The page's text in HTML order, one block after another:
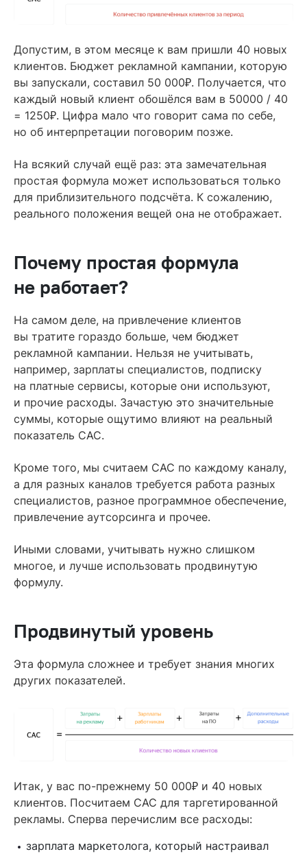
Допустим, в этом месяце к вам пришли 40 новых
клиентов. Бюджет рекламной кампании, которую
вы запускали, составил 50 000₽. Получается, что
каждый новый клиент обошёлся вам в 50000 / 40
= 1250₽. Цифра мало что говорит сама по себе,
но об интерпретации поговорим позже.
На всякий случай ещё раз: эта замечательная
простая формула может использоваться только
для приблизительного подсчёта. К сожалению,
реального положения вещей она не отображает.
Почему простая формула
не работает?
На самом деле, на привлечение клиентов
вы тратите гораздо больше, чем бюджет
рекламной кампании. Нельзя не учитывать,
например, зарплаты специалистов, подписку
на платные сервисы, которые они используют,
и прочие расходы. Зачастую это значительные
суммы, которые ощутимо влияют на реальный
показатель CAC.
Кроме того, мы считаем CAC по каждому каналу,
а для разных каналов требуется работа разных
специалистов, разное программное обеспечение,
привлечение аутсорсинга и прочее.
Иными словами, учитывать нужно слишком
многое, и лучше использовать продвинутую
формулу.
Продвинутый уровень
Эта формула сложнее и требует знания многих
других показателей.
Итак, у вас по-прежнему 50 000₽ и 40 новых
клиентов. Посчитаем CAC для таргетированной
рекламы. Сперва перечислим все расходы:
зарплата маркетолога, который настраивал